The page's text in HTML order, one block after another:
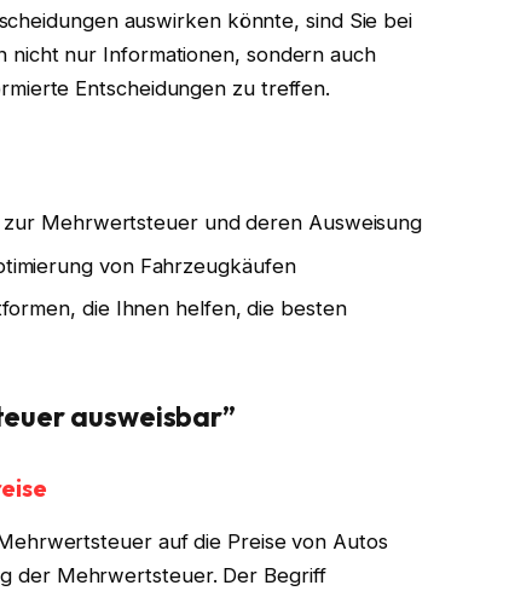
auswirken könnte, sind Sie bei
nicht nur Informationen, sondern auch
Entscheidungen zu treffen.
Mehrwertsteuer und deren Ausweisung
von Fahrzeugkäufen
die Ihnen helfen, die besten
ausweisbar”
auf die Preise von Autos
der Mehrwertsteuer. Der Begriff